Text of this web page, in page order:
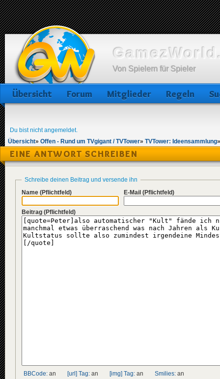
Von Spielern für Spieler
Übersicht Forum Mitglieder Regeln
Du bist nicht angemeldet.
Übersicht» Offen - Rund um TVgigant / TVTower» TVTower: Ideensammlung
EINE ANTWORT SCHREIBEN
Schreibe deinen Beitrag und versende ihn
Name (Pflichtfeld) E-Mail (Pflichtfeld)
Beitrag (Pflichtfeld)
BBCode: an [url] Tag: an [img] Tag: an Smilies: an